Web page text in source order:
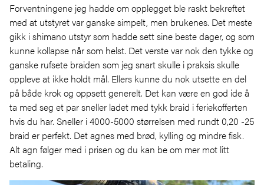
Forventningene jeg hadde om opplegget ble raskt bekreftet
med at utstyret var ganske simpelt, men brukenes. Det meste
gikk i shimano utstyr som hadde sett sine beste dager, og som
kunne kollapse når som helst. Det verste var nok den tykke og
ganske rufsete braiden som jeg snart skulle i praksis skulle
oppleve at ikke holdt mål. Ellers kunne du nok utsette en del
på både krok og oppsett generelt. Det kan være en god ide å
ta med seg et par sneller ladet med tykk braid i feriekofferten
hvis du har. Sneller i 4000-5000 størrelsen med rundt 0,20 -25
braid er perfekt. Det agnes med brød, kylling og mindre fisk.
Alt agn følger med i prisen og du kan be om mer mot litt
betaling.